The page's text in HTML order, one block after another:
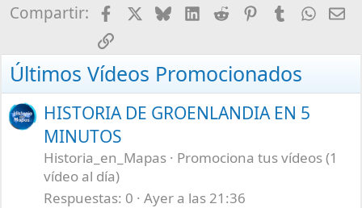
Compartir: FacebookBlueskyLinkedInRedditPinterestTumblr
Enlace
Últimos Vídeos Promocionados
HISTORIA DE GROENLANDIA EN 5
MINUTOS
Historia_en_Mapas
Promociona tus vídeos (1
vídeo al día)
Respuestas 0 Ayer a las 21:36